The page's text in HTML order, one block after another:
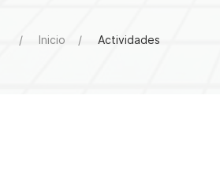
Inicio Actividades